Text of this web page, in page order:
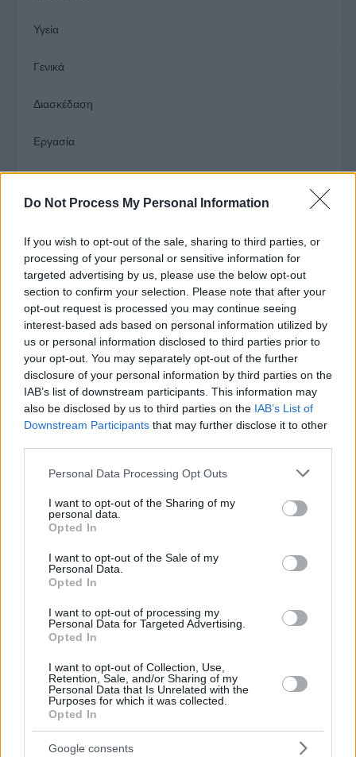
Do Not Process My Personal Information
If you wish to opt-out of the sale, sharing to third parties, or
processing of your personal or sensitive information for
targeted advertising by us, please use the below opt-out
section to confirm your selection. Please note that after your
opt-out request is processed you may continue seeing
interest-based ads based on personal information utilized by
us or personal information disclosed to third parties prior to
your opt-out. You may separately opt-out of the further
disclosure of your personal information by third parties on the
IAB’s list of downstream participants. This information may
also be disclosed by us to third parties on the IAB’s List of
Downstream Participants that may further disclose it to other
Please note that this website/app uses one or more Google
not limited to your visit or usage behaviour. You may click to
grant or deny consent to Google and its third-party tags to
use your data for below specified purposes in below Google
consent section.
Personal Data Processing Opt Outs
I want to opt-out of the Sharing of my
personal data.
Opted In
I want to opt-out of the Sale of my
Personal Data.
Opted In
I want to opt-out of processing my
Personal Data for Targeted Advertising.
Opted In
I want to opt-out of Collection, Use,
Retention, Sale, and/or Sharing of my
Personal Data that Is Unrelated with the
Purposes for which it was collected.
Opted In
Google consents
Υγεία
Γενικά
Διασκέδαση
Εργασία
Ανακαίνιση
Απολυμάνσεις
Αποφράξεις
Εναλλακτική Θέρμανση
Ενεργειακοί Επιθεωρητές
Έπιπλα
Εποχιακά Είδη
Ηλεκτρολόγοι
Κεντρική Θέρμανση
Κεντρικός Κλιματισμός
Κλειδαριές
Περιφράξεις
Ρολά
Υδραυλικά
Υπηρεσίες Καθαρισμού
Χρώματα
Τζάκια
Συμβουλευτικές Υπηρεσίες
Τουρισμός
Σχετικές αναζητήσεις στο Vrisko